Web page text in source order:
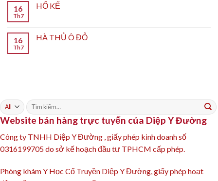
16
Th7
HỔ KẾ
16
Th7
HÀ THỦ Ô ĐỎ
Tìm
kiếm:
Website bán hàng trực tuyến của Diệp Y Đường
Công ty TNHH Diệp Y Đường , giấy phép kinh doanh số
0316199705 do sở kế hoạch đầu tư TPHCM cấp phép.
Phòng khám Y Học Cổ Truyền Diệp Y Đường, giấy phép hoạt